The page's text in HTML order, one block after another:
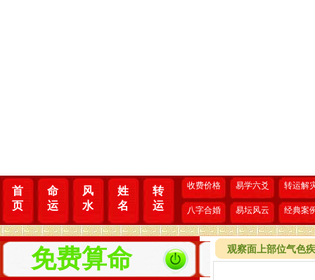
首
页
命
运
风
水
姓
名
转
运
收费价格 易学六爻 转运解
八字合婚 易坛风云 经典案
免费算命
观察面上部位气色